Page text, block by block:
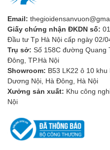
3. Chức Năng Đa Dạng
Không chỉ có đa dạng về thiết
năng khác nhau. Dựa vào nhu
Chiếu sáng chính:Đèn tường
cho phòng khách, phòng ngủ
Email:
Giấy chứng nhận ĐKDN số:
Đầu tư Tp Hà Nội cấp ngày 02/
Trụ sở: Số 158C đường Quang
Đông, TP.Hà Nội
Showroom: B53 LK22 ô 10 khu
Dương Nội, Hà Đông, Hà Nội
Xưởng sản xuất: Khu công
Nội